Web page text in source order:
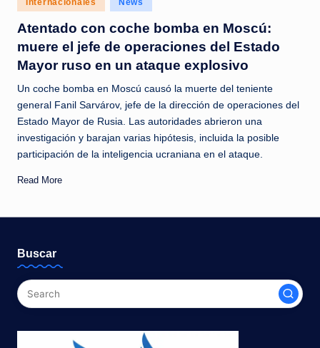
c
i
a
a
l
i
n
t
n
t
in
Internacionales News
Atentado con coche bomba en Moscú:
muere el jefe de operaciones del Estado
Mayor ruso en un ataque explosivo
Un coche bomba en Moscú causó la muerte del teniente
general Fanil Sarvárov, jefe de la dirección de operaciones del
Estado Mayor de Rusia. Las autoridades abrieron una
investigación y barajan varias hipótesis, incluida la posible
participación de la inteligencia ucraniana en el ataque.
Read More
Buscar